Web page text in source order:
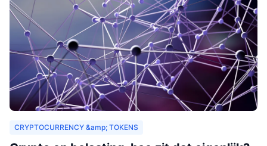
CRYPTOCURRENCY &amp; TOKENS